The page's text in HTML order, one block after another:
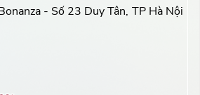
- Số 23 Duy Tân, TP Hà Nội